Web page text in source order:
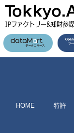
コ
ン
テ
ン
HOME 特許